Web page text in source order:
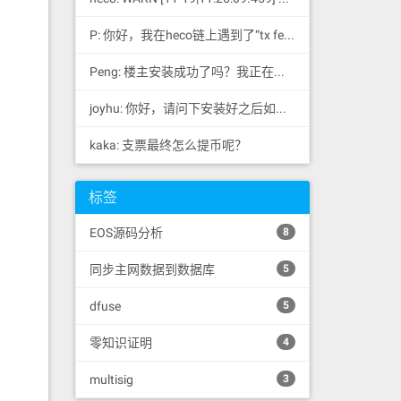
P: 你好，我在heco链上遇到了“tx fee excee...
Peng: 楼主安装成功了吗？我正在同步区块链，一天了，差不多才同...
joyhu: 你好，请问下安装好之后如何获取到bee.yaml配置文...
kaka: 支票最终怎么提币呢？
标签
EOS源码分析 8
同步主网数据到数据库 5
dfuse 5
零知识证明 4
multisig 3